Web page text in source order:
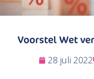
Voorstel Wet
28 juli 2022